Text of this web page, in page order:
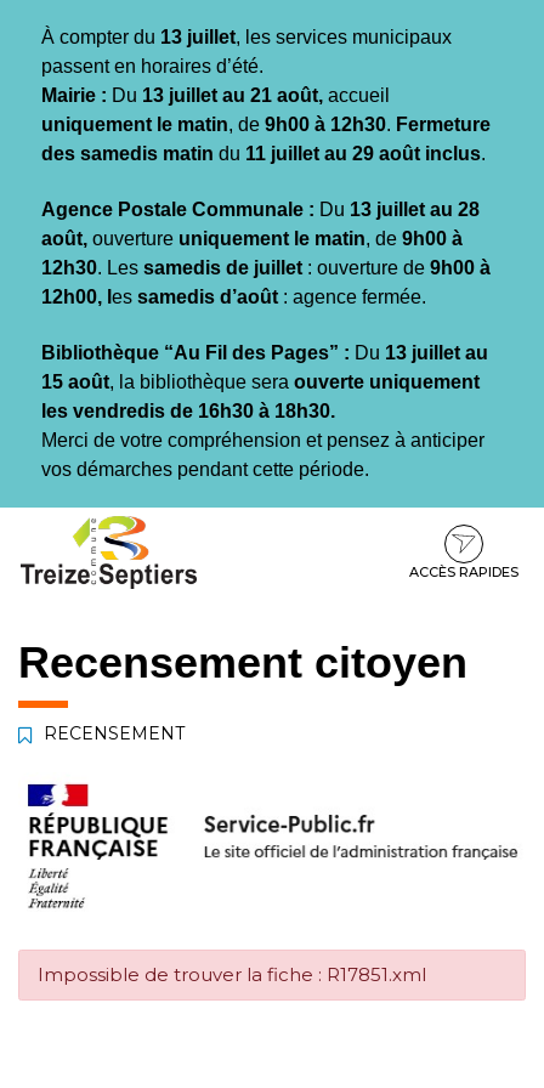
À compter du 13 juillet, les services municipaux
passent en horaires d’été.
Mairie : Du 13 juillet au 21 août, accueil
uniquement le matin, de 9h00 à 12h30. Fermeture
des samedis matin du 11 juillet au 29 août inclus.
Agence Postale Communale : Du 13 juillet au 28
août, ouverture uniquement le matin, de 9h00 à
12h30. Les samedis de juillet : ouverture de 9h00 à
12h00, l es samedis d’août : agence fermée.
Bibliothèque “Au Fil des Pages” : Du 13 juillet au
15 août, la bibliothèque sera ouverte uniquement
les vendredis de 16h30 à 18h30.
Merci de votre compréhension et pensez à anticiper
vos démarches pendant cette période.
contenu
pied
ACCÈS RAPIDES
Recensement citoyen
RECENSEMENT
Impossible de trouver la fiche : R17851.xml